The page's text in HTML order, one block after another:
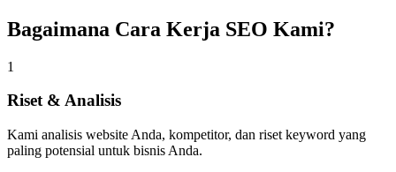
Bagaimana Cara Kerja SEO Kami?
1
Riset & Analisis
Kami analisis website Anda, kompetitor, dan riset keyword yang
paling potensial untuk bisnis Anda.